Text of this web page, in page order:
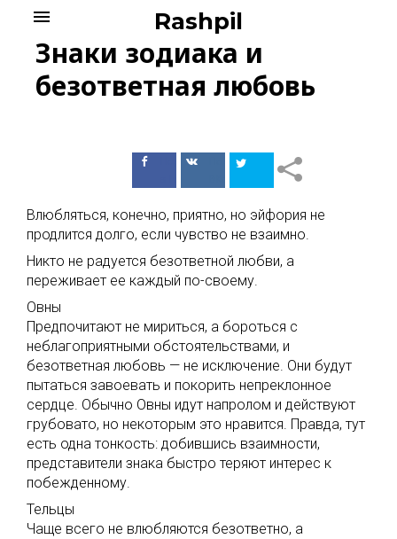
content
Rashpil
menu
Знаки зодиака и
безответная любовь
ПоделитьсяПоделиться
Влюбляться, конечно, приятно, но эйфория не
продлится долго, если чувство не взаимно.
Никто не радуется безответной любви, а
переживает ее каждый по-своему.
Овны
Предпочитают не мириться, а бороться с
неблагоприятными обстоятельствами, и
безответная любовь — не исключение. Они будут
пытаться завоевать и покорить непреклонное
сердце. Обычно Овны идут напролом и действуют
грубовато, но некоторым это нравится. Правда, тут
есть одна тонкость: добившись взаимности,
представители знака быстро теряют интерес к
побежденному.
Тельцы
Чаще всего не влюбляются безответно, а